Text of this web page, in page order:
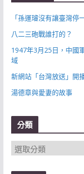
「孫運璿沒有讓臺灣
八二三砲戰誰打的？
1947年3月25日，中國
域
新網站「台灣放送」開
湯德章與愛妻的故事
分類
分